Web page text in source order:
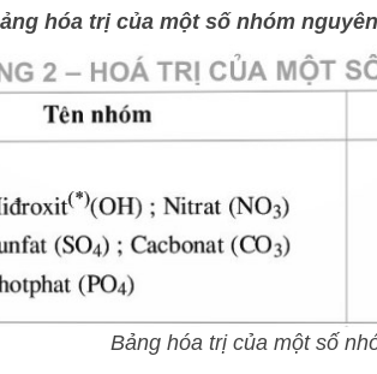
hóa trị của một số nhóm
Bảng hóa trị của một số